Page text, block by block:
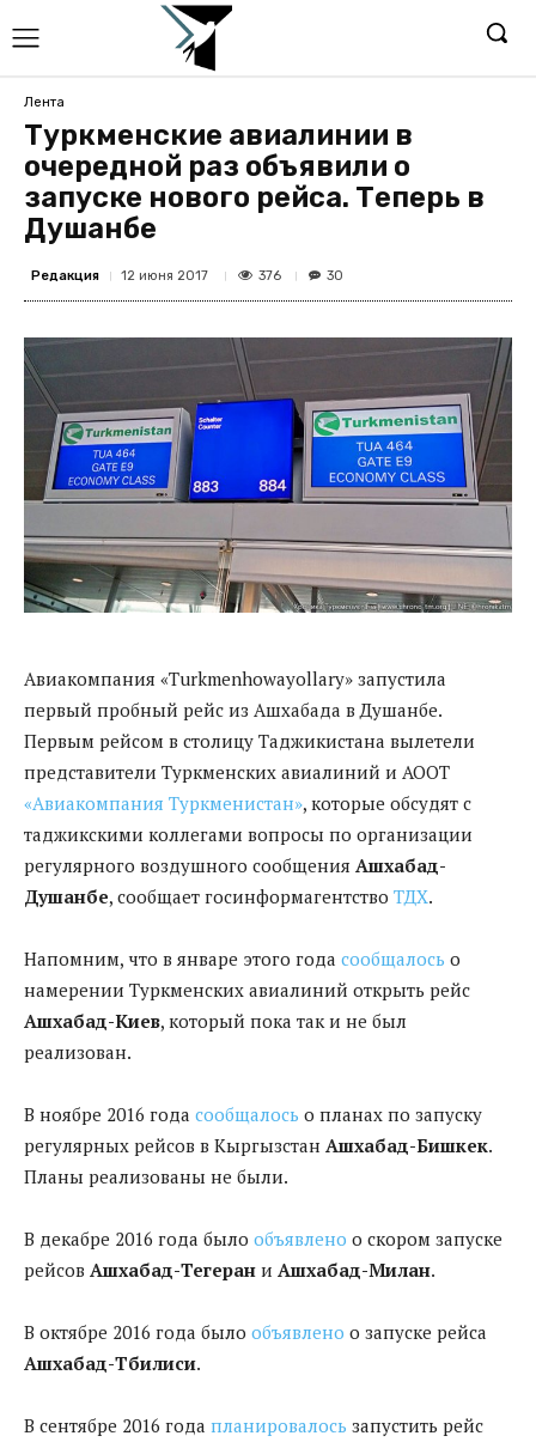
Лента
Туркменские авиалинии в
очередной раз объявили о
запуске нового рейса. Теперь в
Душанбе
Редакция 12 июня 2017 376 30
Авиакомпания «Turkmenhowayollary» запустила
первый пробный рейс из Ашхабада в Душанбе.
Первым рейсом в столицу Таджикистана вылетели
представители Туркменских авиалиний и АООТ
«Авиакомпания Туркменистан», которые обсудят с
таджикскими коллегами вопросы по организации
регулярного воздушного сообщения Ашхабад-
Душанбе, сообщает госинформагентство ТДХ.
Напомним, что в январе этого года сообщалось о
намерении Туркменских авиалиний открыть рейс
Ашхабад-Киев, который пока так и не был
реализован.
В ноябре 2016 года сообщалось о планах по запуску
регулярных рейсов в Кыргызстан Ашхабад-Бишкек.
Планы реализованы не были.
В декабре 2016 года было объявлено о скором запуске
рейсов Ашхабад-Тегеран и Ашхабад-Милан.
В октябре 2016 года было объявлено о запуске рейса
Ашхабад-Тбилиси.
В сентябре 2016 года планировалось запустить рейс